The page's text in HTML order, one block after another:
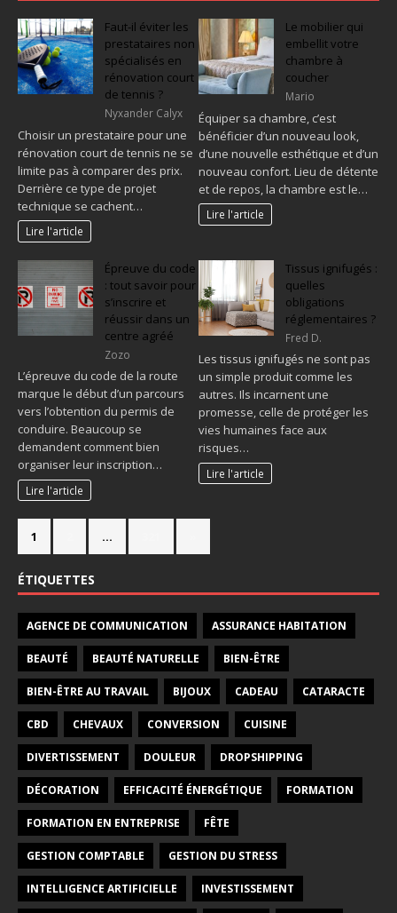
Faut-il éviter les
prestataires non
spécialisés en
rénovation court
de tennis ?
Nyxander Calyx
Choisir un prestataire pour une
rénovation court de tennis ne se
limite pas à comparer des prix.
Derrière ce type de projet
technique se cachent…
Lire l'article
Le mobilier qui
embellit votre
chambre à
coucher
Mario
Équiper sa chambre, c’est
bénéficier d’un nouveau look,
d’une nouvelle esthétique et d’un
nouveau confort. Lieu de détente
et de repos, la chambre est le…
Lire l'article
Épreuve du code
: tout savoir pour
s’inscrire et
réussir dans un
centre agréé
Zozo
L’épreuve du code de la route
marque le début d’un parcours
vers l’obtention du permis de
conduire. Beaucoup se
demandent comment bien
organiser leur inscription…
Lire l'article
Tissus ignifugés :
quelles
obligations
réglementaires ?
Fred D.
Les tissus ignifugés ne sont pas
un simple produit comme les
autres. Ils incarnent une
promesse, celle de protéger les
vies humaines face aux
risques…
Lire l'article
1 …
ÉTIQUETTES
AGENCE DE COMMUNICATION ASSURANCE HABITATION
BEAUTÉ BEAUTÉ NATURELLE BIEN-ÊTRE
BIEN-ÊTRE AU TRAVAIL BIJOUX CADEAU CATARACTE
CBD CHEVAUX CONVERSION CUISINE
DIVERTISSEMENT DOULEUR DROPSHIPPING
DÉCORATION EFFICACITÉ ÉNERGÉTIQUE FORMATION
FORMATION EN ENTREPRISE FÊTE
GESTION COMPTABLE GESTION DU STRESS
INTELLIGENCE ARTIFICIELLE INVESTISSEMENT